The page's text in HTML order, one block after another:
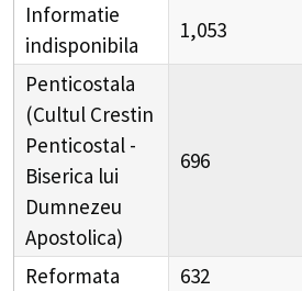
Informatie
indisponibila
1,053
Penticostala
(Cultul Crestin
Penticostal -
Biserica lui
Dumnezeu
Apostolica)
696
Reformata 632